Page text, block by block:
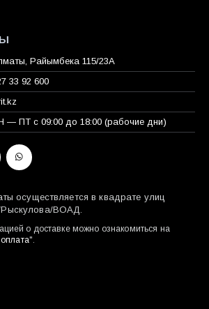
Райымбека 115/23A
33 92 600
— ПТ с 09:00 до 18:00 (рабочие дни)
осуществляется в квадрате улиц
ВОАД.
о доставке можно ознакомиться на
".